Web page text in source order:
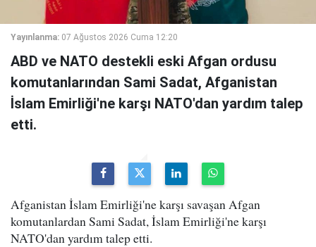
Yayınlanma: 07 Ağustos 2026 Cuma 12:20
ABD ve NATO destekli eski Afgan ordusu
komutanlarından Sami Sadat, Afganistan
İslam Emirliği'ne karşı NATO'dan yardım talep
etti.
Afganistan İslam Emirliği'ne karşı savaşan Afgan
komutanlardan Sami Sadat, İslam Emirliği'ne karşı
NATO'dan yardım talep etti.